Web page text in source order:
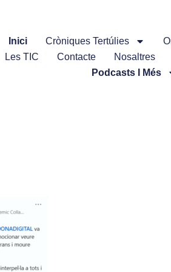
Inici Cròniques Tertúlies
Les TIC
Contacte Nosaltres
Podcasts I Més